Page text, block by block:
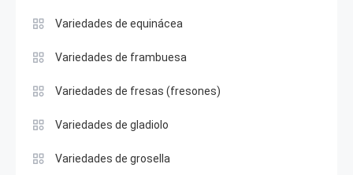
Variedades de equinácea
Variedades de frambuesa
Variedades de fresas (fresones)
Variedades de gladiolo
Variedades de grosella